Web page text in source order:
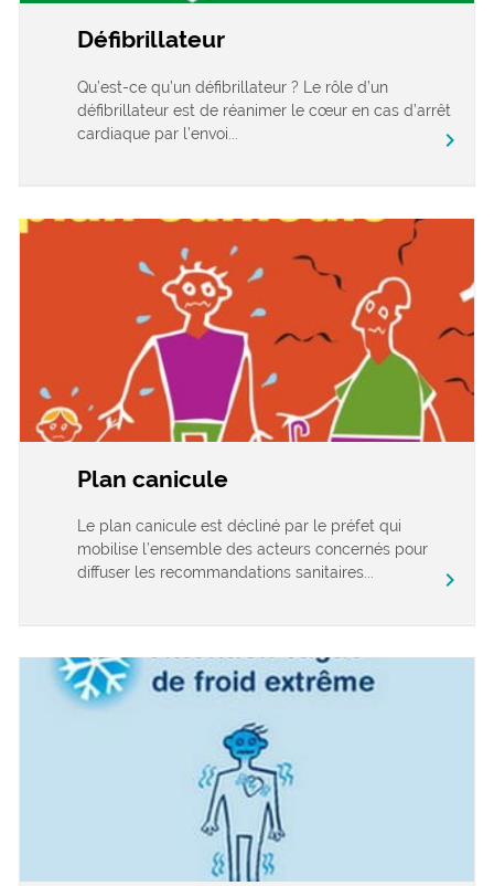
Défibrillateur
Qu’est-ce qu’un défibrillateur ? Le rôle d’un
défibrillateur est de réanimer le cœur en cas d’arrêt
cardiaque par l’envoi...
chevron_right
Plan canicule
Le plan canicule est décliné par le préfet qui
mobilise l’ensemble des acteurs concernés pour
diffuser les recommandations sanitaires...
chevron_right